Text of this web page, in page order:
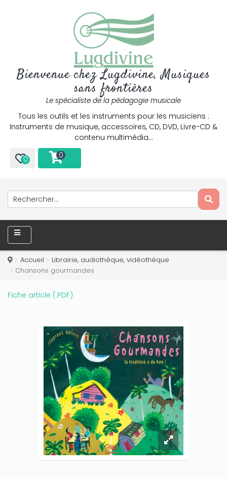
Bienvenue chez Lugdivine, Musiques
sans frontières
Le spécialiste de la pédagogie musicale
Tous les outils et les instruments pour les musiciens :
Instruments de musique, accessoires, CD, DVD, Livre-CD &
contenu multimédia…
0 0
Accueil
Librairie, audiothèque, vidéothèque
Chansons gourmandes
Fiche article (.PDF)